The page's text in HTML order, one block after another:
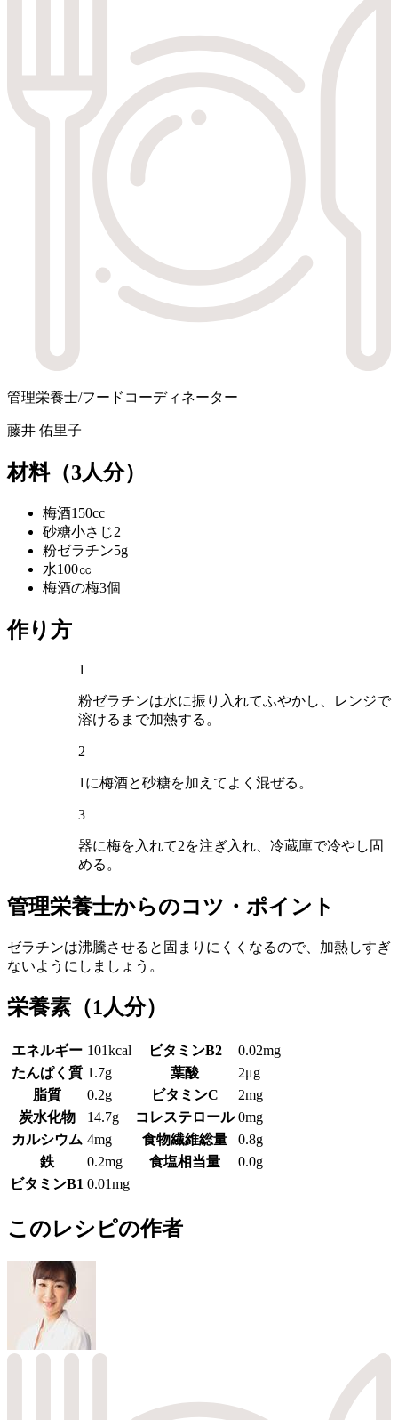
管理栄養士/フードコーディネーター
藤井 佑里子
材料（3人分）
梅酒150cc
砂糖小さじ2
粉ゼラチン5g
水100㏄
梅酒の梅3個
作り方
1
粉ゼラチンは水に振り入れてふやかし、レンジで
溶けるまで加熱する。
2
1に梅酒と砂糖を加えてよく混ぜる。
3
器に梅を入れて2を注ぎ入れ、冷蔵庫で冷やし固
める。
管理栄養士からのコツ・ポイント
ゼラチンは沸騰させると固まりにくくなるので、加熱しすぎ
ないようにしましょう。
栄養素 （1人分）
エネルギー 101kcal ビタミンB2
0.02mg
たんぱく質 1.7g 葉酸
2μg
脂質
0.2g ビタミンC
2mg
炭水化物
14.7g コレステロール 0mg
カルシウム 4mg 食物繊維総量
0.8g
鉄
0.2mg 食塩相当量
0.0g
ビタミンB1 0.01mg
このレシピの作者